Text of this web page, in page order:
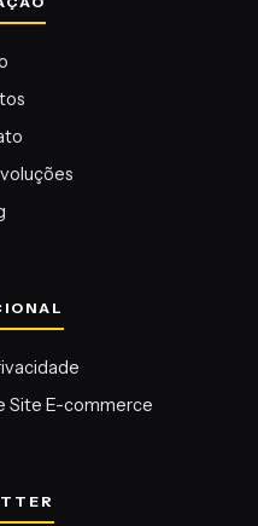
Site E-commerce